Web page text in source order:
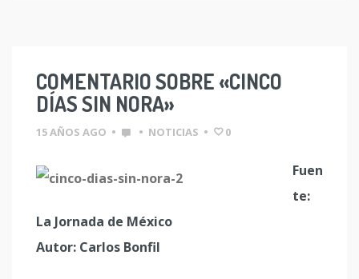
COMENTARIO SOBRE «CINCO
DÍAS SIN NORA»
15 AÑOS AGO • • NOTICIAS • 0
Fuen
te:
La Jornada de México
Autor: Carlos Bonfil